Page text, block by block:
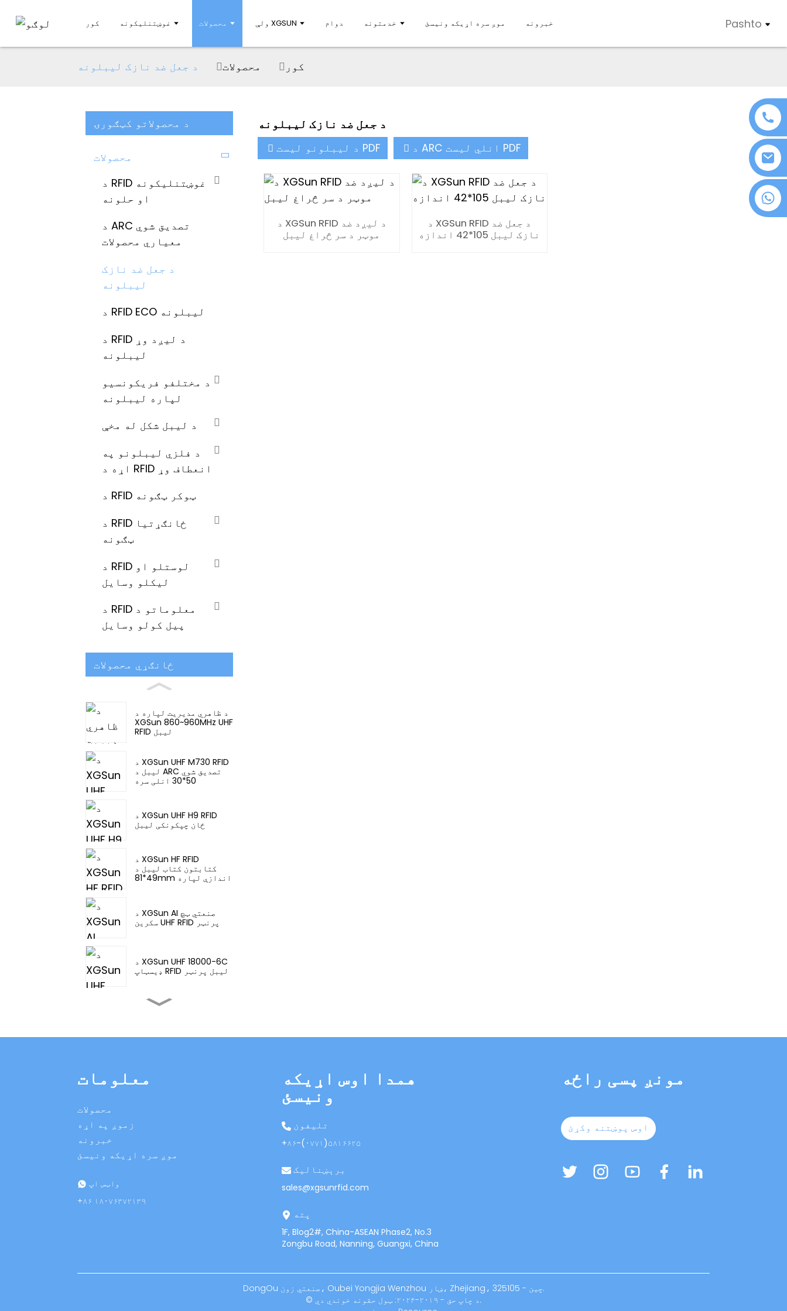
کور غوښتنلیکونه محصولات ولې XGSUN دوام خدمتونه موږ سره اړیکه ونیسئ خبرونه Pashto
کور محصولات د جعل ضد نازک لیبلونه
د محصولاتو کټګورۍ
محصولات
د RFID غوښتنلیکونه
او حلونه
د ARC تصدیق شوي
معیاري محصولات
د جعل ضد نازک
لیبلونه
د RFID ECO لیبلونه
د RFID د لیږد وړ
لیبلونه
د مختلفو فریکونسیو
لپاره لیبلونه
د لیبل شکل له مخې
د فلزي لیبلونو په
اړه د RFID انعطاف وړ
د RFID ټوکر ټګونه
د RFID ځانګړتیا
ټګونه
د RFID لوستلو او
لیکلو وسایل
د RFID معلوماتو د
پیل کولو وسایل
ځانګړي محصولات
د ظاهري مدیریت لپاره د
XGSun 860~960MHz UHF
RFID لیبل
د XGSun UHF M730 RFID
لیبل د ARC تصدیق شوي
50*30 انلی سره
د XGSun UHF H9 RFID
ځان چپکونکی لیبل
د XGSun HF RFID
کتابتون کتاب لیبل د
49*81mm اندازې لپاره
د XGSun AI صنعتي ټچ
سکرین UHF RFID پرنټر
د XGSun UHF 18000-6C
ډیسټاپ RFID لیبل پرنټر
د XGSun الټرا پتلی چاپ
د جعل ضد نازک لیبلونه
د لیبلونو لیست PDF د ARC انلي لیست PDF
د XGSun RFID د لیږد ضد
موټر د سر څراغ لیبل
د XGSun RFID د جعل ضد
نازک لیبل 105*42 اندازه
معلومات
محصولات
زموږ په اړه
خبرونه
موږ سره اړیکه ونیسئ
واټس اپ
+۸۶ ۱۸۰۷۶۳۷۲۱۳۹
همدا اوس اړیکه
ونیسئ
تلیفون
+۸۶-(۰۷۷۱)۵۸۱۶۶۲۵
برېښنالیک
sales@xgsunrfid.com
پته
1F, Blog2#, China-ASEAN Phase2, No.3
Zongbu Road, Nanning, Guangxi, China
مونږ پسی راځه
اوس پوښتنه وکړئ
DongOu صنعتي زون، Oubei Yongjia Wenzhou ښار، Zhejiang، چین - 325105.
© د چاپ حق - ۲۰۱۹-۲۰۲۴: ټول حقونه خوندي دي.